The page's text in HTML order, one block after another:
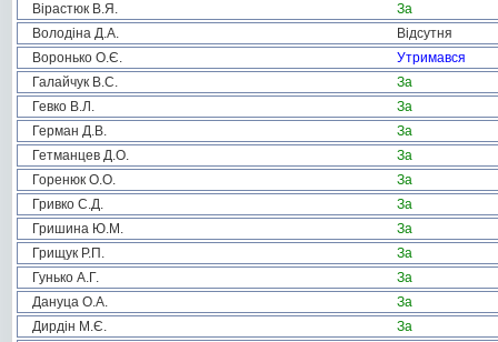
Вірастюк В.Я.
За
Володіна Д.А.
Відсутня
Воронько О.Є.
Утримався
Галайчук В.С.
За
Гевко В.Л.
За
Герман Д.В.
За
Гетманцев Д.О.
За
Горенюк О.О.
За
Гривко С.Д.
За
Гришина Ю.М.
За
Грищук Р.П.
За
Гунько А.Г.
За
Дануца О.А.
За
Дирдін М.Є.
За